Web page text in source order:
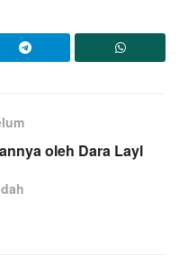
oleh Dara Layl